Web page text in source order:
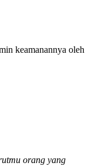
keamanannya oleh
orang yang